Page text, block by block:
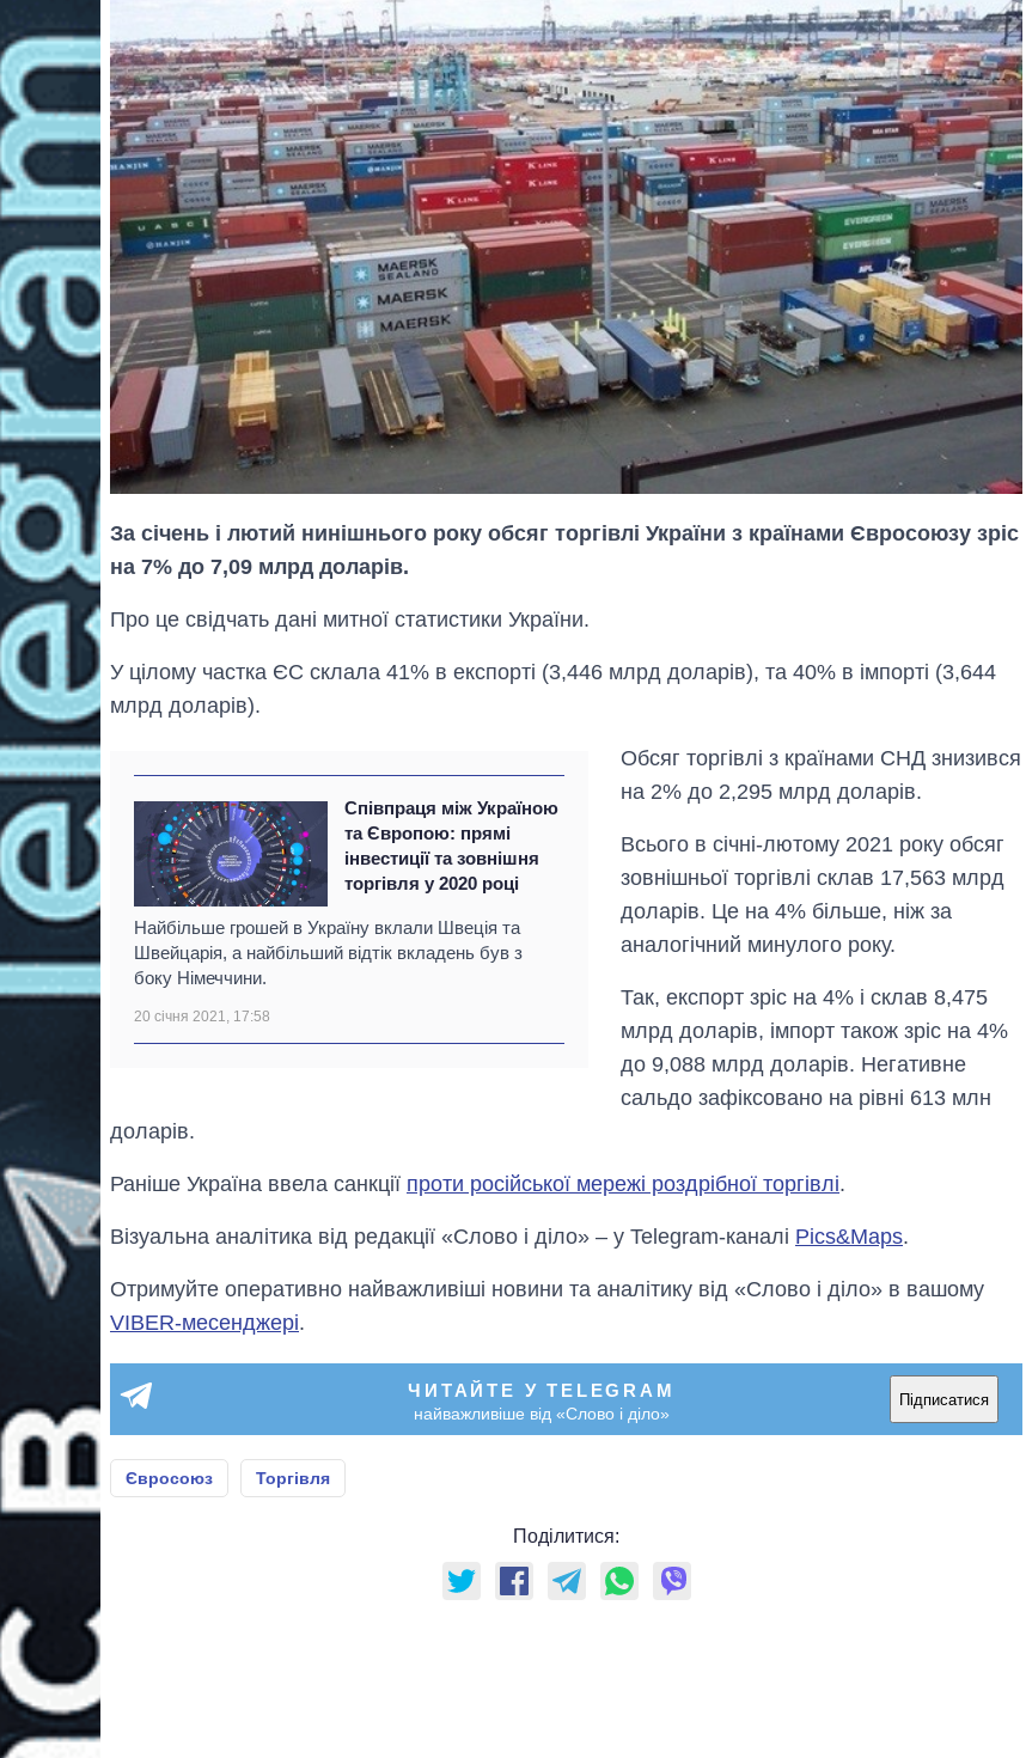
За січень і лютий нинішнього року обсяг торгівлі України з країнами Євросоюзу зріс
на 7% до 7,09 млрд доларів.
Про це свідчать дані митної статистики України.
У цілому частка ЄС склала 41% в експорті (3,446 млрд доларів), та 40% в імпорті (3,644
млрд доларів).
Співпраця між Україною
та Європою: прямі
інвестиції та зовнішня
торгівля у 2020 році
Найбільше грошей в Україну вклали Швеція та
Швейцарія, а найбільший відтік вкладень був з
боку Німеччини.
20 січня 2021, 17:58
Обсяг торгівлі з країнами СНД знизився
на 2% до 2,295 млрд доларів.
Всього в січні-лютому 2021 року обсяг
зовнішньої торгівлі склав 17,563 млрд
доларів. Це на 4% більше, ніж за
аналогічний минулого року.
Так, експорт зріс на 4% і склав 8,475
млрд доларів, імпорт також зріс на 4%
до 9,088 млрд доларів. Негативне
сальдо зафіксовано на рівні 613 млн
доларів.
Раніше Україна ввела санкції проти російської мережі роздрібної торгівлі.
Візуальна аналітика від редакції «Слово і діло» – у Telegram-каналі Pics&Maps.
Отримуйте оперативно найважливіші новини та аналітику від «Слово і діло» в вашому
VIBER-месенджері.
ЧИТАЙТЕ У TELEGRAM
найважливіше від «Слово і діло»
Підписатися
Євросоюз Торгівля
Поділитися:
Дефіцит пам’яті:
як зріс попит на
прогнозують на
2027-й